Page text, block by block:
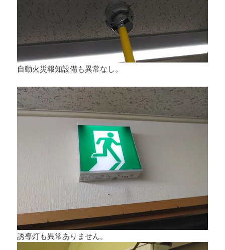
自動火災報知設備も異常なし。
誘導灯も異常ありません。